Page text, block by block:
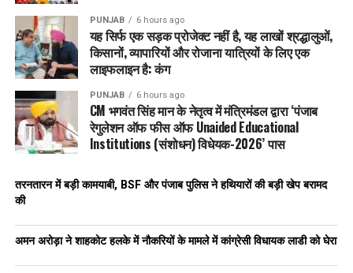
PUNJAB 6 hours ago
यह सिर्फ एक सड़क प्रोजेक्ट नहीं है, यह लाखों श्रद्धालुओं,
किसानों, व्यापारियों और रोजाना यात्रियों के लिए एक
लाइफलाइन है: कंग
PUNJAB 6 hours ago
CM भगवंत सिंह मान के नेतृत्व में मंत्रिमंडल द्वारा ‘पंजाब
रेगुलेशन ऑफ फीस ऑफ Unaided Educational
Institutions (संशोधन) विधेयक-2026’ पास
तरनतारन में बड़ी कामयाबी, BSF और पंजाब पुलिस ने हथियारों की बड़ी खेप बरामद
की
अमन अरोड़ा ने शाहकोट हलके में नौकरियों के मामले में कांग्रेसी विधायक लाडी को घेरा